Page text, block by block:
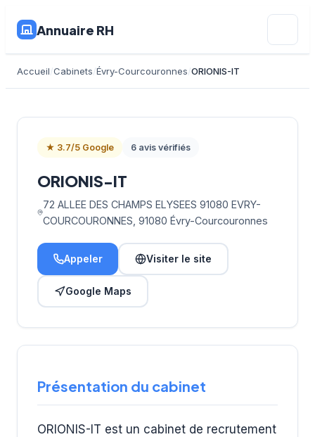
Annuaire RH
Accueil Cabinets Évry-Courcouronnes ORIONIS-IT
★ 3.7/5 Google 6 avis vérifiés
ORIONIS-IT
72 ALLEE DES CHAMPS ELYSEES 91080 EVRY-
COURCOURONNES, 91080 Évry-Courcouronnes
Appeler Visiter le site
Google Maps
Présentation du cabinet
ORIONIS-IT est un cabinet de recrutement